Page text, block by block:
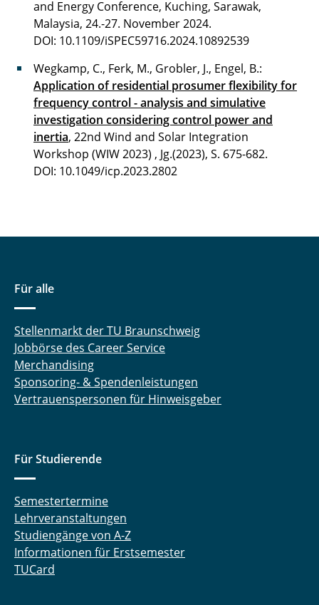
and Energy Conference, Kuching, Sarawak,
Malaysia, 24.-27. November 2024.
DOI: 10.1109/iSPEC59716.2024.10892539
Wegkamp, C., Ferk, M., Grobler, J., Engel, B.:
Application of residential prosumer flexibility for
frequency control - analysis and simulative
investigation considering control power and
inertia, 22nd Wind and Solar Integration
Workshop (WIW 2023) , Jg.(2023), S. 675-682.
DOI: 10.1049/icp.2023.2802
Für alle
Stellenmarkt der TU Braunschweig
Jobbörse des Career Service
Merchandising
Sponsoring- & Spendenleistungen
Vertrauenspersonen für Hinweisgeber
Für Studierende
Semestertermine
Lehrveranstaltungen
Studiengänge von A-Z
Informationen für Erstsemester
TUCard